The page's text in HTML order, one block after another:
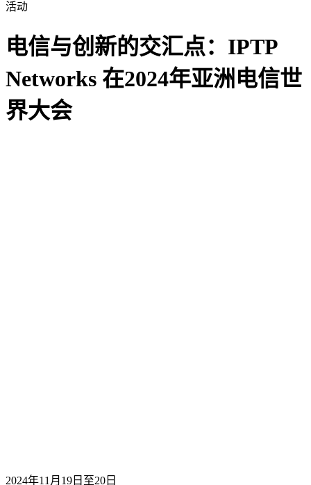
活动
电信与创新的交汇点：IPTP
Networks 在2024年亚洲电信世
界大会
2024年11月19日至20日